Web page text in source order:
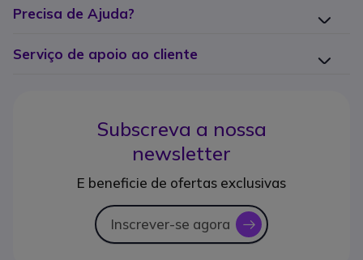
Precisa de Ajuda?
Serviço de apoio ao cliente
Subscreva a nossa
newsletter
E beneficie de ofertas exclusivas
Inscrever-se agora icon